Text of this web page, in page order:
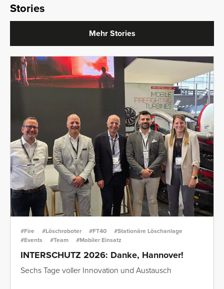
Stories
Mehr Stories
#Fire #Löschroboter #FT40
#Stationäre Löschanlage
#Events
#Team #Mobiler Einsatz
INTERSCHUTZ 2026: Danke, Hannover!
Sechs Tage voller Innovation und Austausch